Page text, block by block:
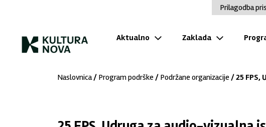
Aktualno Zaklada
Naslovnica/ Program podrške / Podržane organizacije / 25
Prilagodba